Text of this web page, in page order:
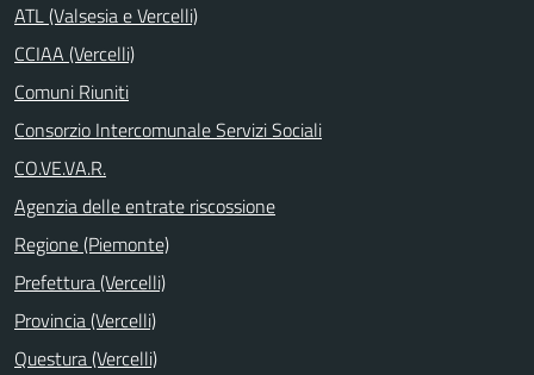
ATL (Valsesia e Vercelli)
CCIAA (Vercelli)
Comuni Riuniti
Consorzio Intercomunale Servizi Sociali
CO.VE.VA.R.
Agenzia delle entrate riscossione
Regione (Piemonte)
Prefettura (Vercelli)
Provincia (Vercelli)
Questura (Vercelli)